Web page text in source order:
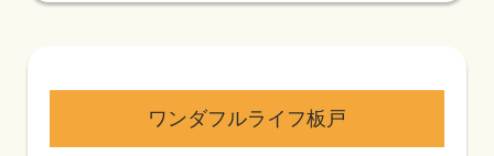
ワンダフルライフ板戸